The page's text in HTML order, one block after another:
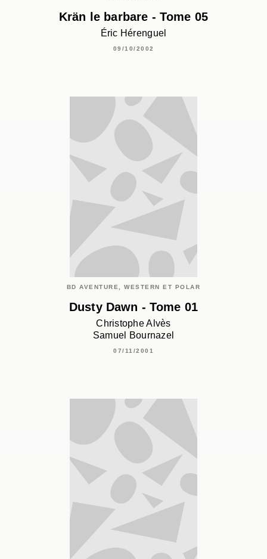
Krän le barbare - Tome 05
Éric Hérenguel
09/10/2002
BD AVENTURE, WESTERN ET POLAR
Dusty Dawn - Tome 01
Christophe Alvès
Samuel Bournazel
07/11/2001